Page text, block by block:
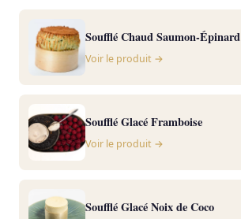
Soufflé Chaud Saumon-Épinard
Voir le produit →
Soufflé Glacé Framboise
Voir le produit →
Soufflé Glacé Noix de Coco